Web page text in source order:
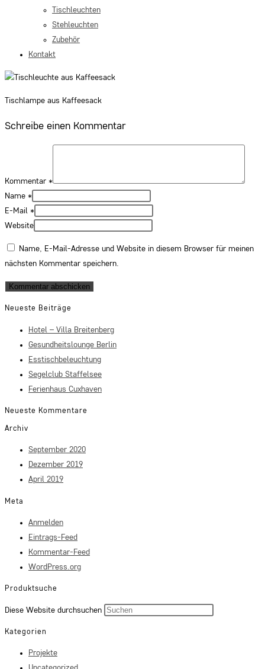
Tischleuchten
Stehleuchten
Zubehör
Kontakt
Tischlampe aus Kaffeesack
Schreibe einen Kommentar
Kommentar *
Name *
E-Mail *
Website
Name, E-Mail-Adresse und Website in diesem Browser für meinen
nächsten Kommentar speichern.
Neueste Beiträge
Hotel – Villa Breitenberg
Gesundheitslounge Berlin
Esstischbeleuchtung
Segelclub Staffelsee
Ferienhaus Cuxhaven
Neueste Kommentare
Archiv
September 2020
Dezember 2019
April 2019
Meta
Anmelden
Eintrags-Feed
Kommentar-Feed
WordPress.org
Produktsuche
Diese Website durchsuchen
Kategorien
Projekte